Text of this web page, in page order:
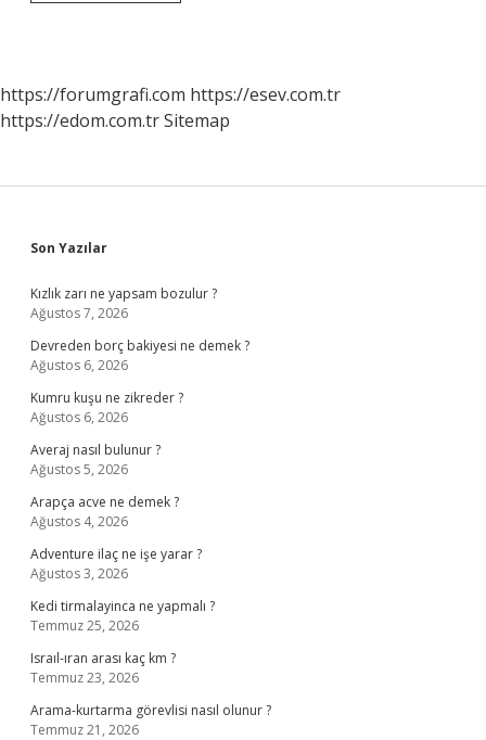
https://forumgrafi.com https://esev.com.tr
https://edom.com.trSitemap
Sidebar
Son Yazılar
Kızlık zarı ne yapsam bozulur ?
Ağustos 7, 2026
Devreden borç bakiyesi ne demek ?
Ağustos 6, 2026
Kumru kuşu ne zikreder ?
Ağustos 6, 2026
Averaj nasıl bulunur ?
Ağustos 5, 2026
Arapça acve ne demek ?
Ağustos 4, 2026
Adventure ilaç ne işe yarar ?
Ağustos 3, 2026
Kedi tirmalayinca ne yapmalı ?
Temmuz 25, 2026
Israıl-ıran arası kaç km ?
Temmuz 23, 2026
Arama-kurtarma görevlisi nasıl olunur ?
Temmuz 21, 2026